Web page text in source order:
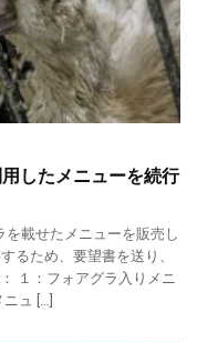
したメニューを続行
載せたメニューを販売し
るため、要望書を送り、
１：フォアグラ入りメニ
ュ […]